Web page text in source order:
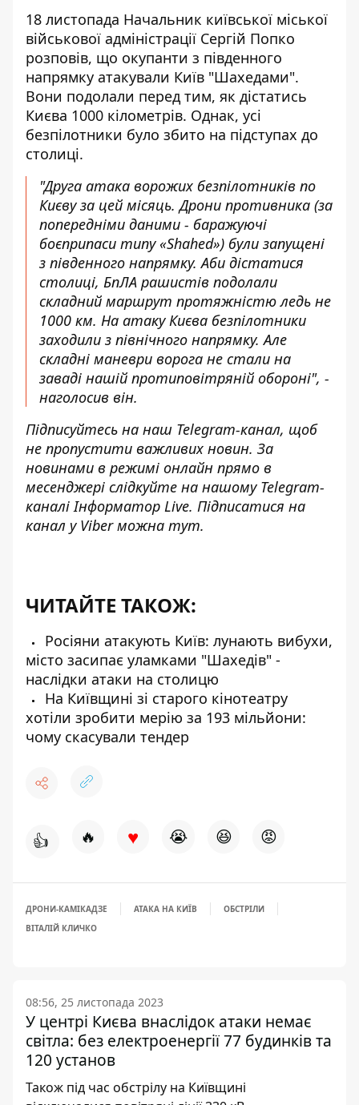
18 листопада Начальник київської міської
військової адміністрації Сергій Попко
розповів, що окупанти з південного
напрямку атакували Київ "Шахедами".
Вони подолали перед тим, як дістатись
Києва 1000 кілометрів. Однак, усі
безпілотники було збито на підступах до
столиці.
"Друга атака ворожих безпілотників по
Києву за цей місяць. Дрони противника (за
попередніми даними - баражуючі
боєприпаси типу «Shahed») були запущені
з південного напрямку. Аби дістатися
столиці, БпЛА рашистів подолали
складний маршрут протяжністю ледь не
1000 км. На атаку Києва безпілотники
заходили з північного напрямку. Але
складні маневри ворога не стали на
заваді нашій протиповітряній обороні", -
наголосив він.
Підписуйтесь на наш Telegram-канал, щоб
не пропустити важливих новин. За
новинами в режимі онлайн прямо в
месенджері слідкуйте на нашому Telegram-
каналі Інформатор Live. Підписатися на
канал у Viber можна тут.
ЧИТАЙТЕ ТАКОЖ:
Росіяни атакують Київ: лунають вибухи,
місто засипає уламками "Шахедів" -
наслідки атаки на столицю
На Київщині зі старого кінотеатру
хотіли зробити мерію за 193 мільйони:
чому скасували тендер
👍 🔥 ♥ 😭 😆 😡
ДРОНИ-КАМІКАДЗЕ АТАКА НА КИЇВ
ОБСТРІЛИ
ВІТАЛІЙ КЛИЧКО
08:56, 25 листопада 2023
У центрі Києва внаслідок атаки немає
світла: без електроенергії 77 будинків та
120 установ
Також під час обстрілу на Київщині